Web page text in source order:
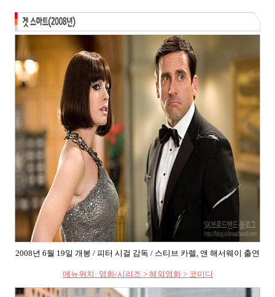
2008년 6월 19일 개봉 / 피터 시걸 감독 / 스티브 카렐, 앤 해서웨이 출연
메뉴위치 : 영화/시리즈 > 해외영화> 코미디